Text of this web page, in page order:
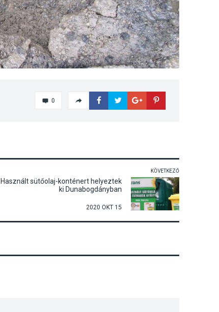
0
KÖVETKEZŐ
Használt sütőolaj-konténert helyeztek
ki Dunabogdányban
2020 OKT 15